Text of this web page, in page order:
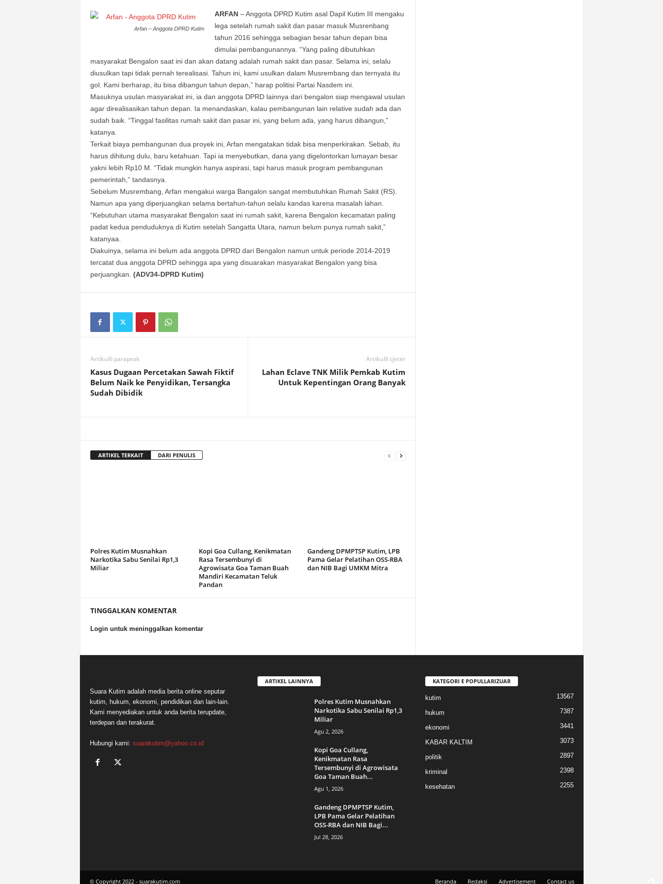
Arfan – Anggota DPRD Kutim
ARFAN– Anggota DPRD Kutim asal Dapil Kutim III mengaku
lega setelah rumah sakit dan pasar masuk Musrenbang
tahun 2016 sehingga sebagian besar tahun depan bisa
dimulai pembangunannya. “Yang paling dibutuhkan
masyarakat Bengalon saat ini dan akan datang adalah rumah sakit dan pasar. Selama ini, selalu
diusulkan tapi tidak pernah terealisasi. Tahun ini, kami usulkan dalam Musrembang dan ternyata itu
gol. Kami berharap, itu bisa dibangun tahun depan,” harap politisi Partai Nasdem ini.
Masuknya usulan masyarakat ini, ia dan anggota DPRD lainnya dari bengalon siap mengawal usulan
agar direalisasikan tahun depan. Ia menandaskan, kalau pembangunan lain relative sudah ada dan
sudah baik. “Tinggal fasilitas rumah sakit dan pasar ini, yang belum ada, yang harus dibangun,”
katanya.
Terkait biaya pembangunan dua proyek ini, Arfan mengatakan tidak bisa menperkirakan. Sebab, itu
harus dihitung dulu, baru ketahuan. Tapi ia menyebutkan, dana yang digelontorkan lumayan besar
yakni lebih Rp10 M. “Tidak mungkin hanya aspirasi, tapi harus masuk program pembangunan
pemerintah,” tandasnya.
Sebelum Musrembang, Arfan mengakui warga Bangalon sangat membutuhkan Rumah Sakit (RS).
Namun apa yang diperjuangkan selama bertahun-tahun selalu kandas karena masalah lahan.
“Kebutuhan utama masyarakat Bengalon saat ini rumah sakit, karena Bengalon kecamatan paling
padat kedua penduduknya di Kutim setelah Sangatta Utara, namun belum punya rumah sakit,”
katanyaa.
Diakuinya, selama ini belum ada anggota DPRD dari Bengalon namun untuk periode 2014-2019
tercatat dua anggota DPRD sehingga apa yang disuarakan masyarakat Bengalon yang bisa
perjuangkan. (ADV34-DPRD Kutim)
Artikulli paraprak
Kasus Dugaan Percetakan Sawah Fiktif
Belum Naik ke Penyidikan, Tersangka
Sudah Dibidik
Artikulli tjetër
Lahan Eclave TNK Milik Pemkab Kutim
Untuk Kepentingan Orang Banyak
ARTIKEL TERKAIT DARI PENULIS
Polres Kutim Musnahkan
Narkotika Sabu Senilai Rp1,3
Miliar
Kopi Goa Cullang, Kenikmatan
Rasa Tersembunyi di
Agrowisata Goa Taman Buah
Mandiri Kecamatan Teluk
Pandan
Gandeng DPMPTSP Kutim, LPB
Pama Gelar Pelatihan OSS-RBA
dan NIB Bagi UMKM Mitra
TINGGALKAN KOMENTAR
Login untuk meninggalkan komentar
Suara Kutim adalah media berita online seputar
kutim, hukum, ekonomi, pendidikan dan lain-lain.
Kami menyediakan untuk anda berita terupdate,
terdepan dan terakurat.
Hubungi kami: suarakutim@yahoo.co.id
ARTIKEL LAINNYA
Polres Kutim Musnahkan
Narkotika Sabu Senilai Rp1,3
Miliar
Agu 2, 2026
Kopi Goa Cullang,
Kenikmatan Rasa
Tersembunyi di Agrowisata
Goa Taman Buah...
Agu 1, 2026
Gandeng DPMPTSP Kutim,
LPB Pama Gelar Pelatihan
OSS-RBA dan NIB Bagi...
Jul 28, 2026
KATEGORI E POPULLARIZUAR
kutim 13567
hukum 7387
ekonomi 3441
KABAR KALTIM 3073
politik 2897
kriminal 2398
kesehatan 2255
Beranda Redaksi Advertisement Contact us
© Copyright 2022 - suarakutim.com